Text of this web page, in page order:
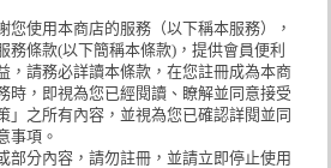
您使用本商店的服務（以下稱本服務），
務條款(以下簡稱本條款)，提供會員便利
，請務必詳讀本條款，在您註冊成為本商
時，即視為您已經閱讀、瞭解並同意接受
」之所有內容，並視為您已確認詳閱並同
事項。
部分內容，請勿註冊，並請立即停止使用